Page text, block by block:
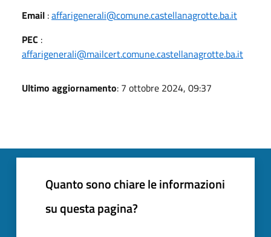
Email :affarigenerali@comune.castellanagrotte.ba.it
PEC :
affarigenerali@mailcert.comune.castellanagrotte.ba.it
Ultimo aggiornamento: 7 ottobre 2024, 09:37
Quanto sono chiare le informazioni
su questa pagina?